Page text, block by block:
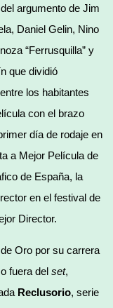
argumento de Jim
Daniel Gelin, Nino
“Ferrusquilla” y
que dividió
los habitantes
con el brazo
día de rodaje en
a Mejor Película de
de España, la
en el festival de
Director.
Oro por su carrera
fuera del set,
Reclusorio, serie